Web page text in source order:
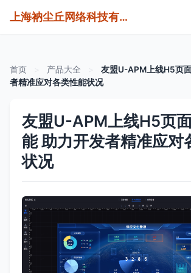
上海衲尘丘网络科技有限公司
首页 产品大全
友盟U-APM上线H5页
者精准应对各类性能状况
友盟U-APM上线H5页
能 助力开发者精准应对
状况